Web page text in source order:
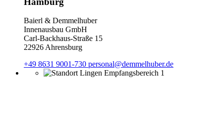
Baierl & Demmelhuber
Innenausbau GmbH
Carl-Backhaus-Straße 15
22926 Ahrensburg
+49 8631 9001-730 personal@demmelhuber.de